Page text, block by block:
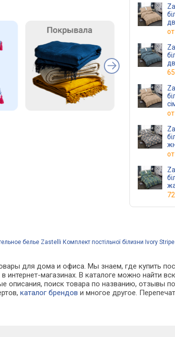
от
от
от
белье Zastelli Комплект постільної білизни Ivory
для дома и офиса. Мы знаем, где купить
в интернет-магазинах. В каталоге можно найти
поиск товара по названию, отзывы
каталог брендов и многое другое.